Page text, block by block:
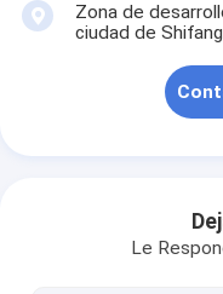
Zona de
ciudad de
Le